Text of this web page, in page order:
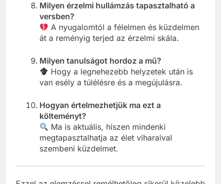
Milyen érzelmi hullámzás tapasztalható a
versben?
A nyugalomtól a félelmen és küzdelmen
át a reményig terjed az érzelmi skála.
Milyen tanulságot hordoz a mű?
Hogy a legnehezebb helyzetek után is
van esély a túlélésre és a megújulásra.
Hogyan értelmezhetjük ma ezt a
költeményt?
Ma is aktuális, hiszen mindenki
megtapasztalhatja az élet viharaival
szembeni küzdelmet.